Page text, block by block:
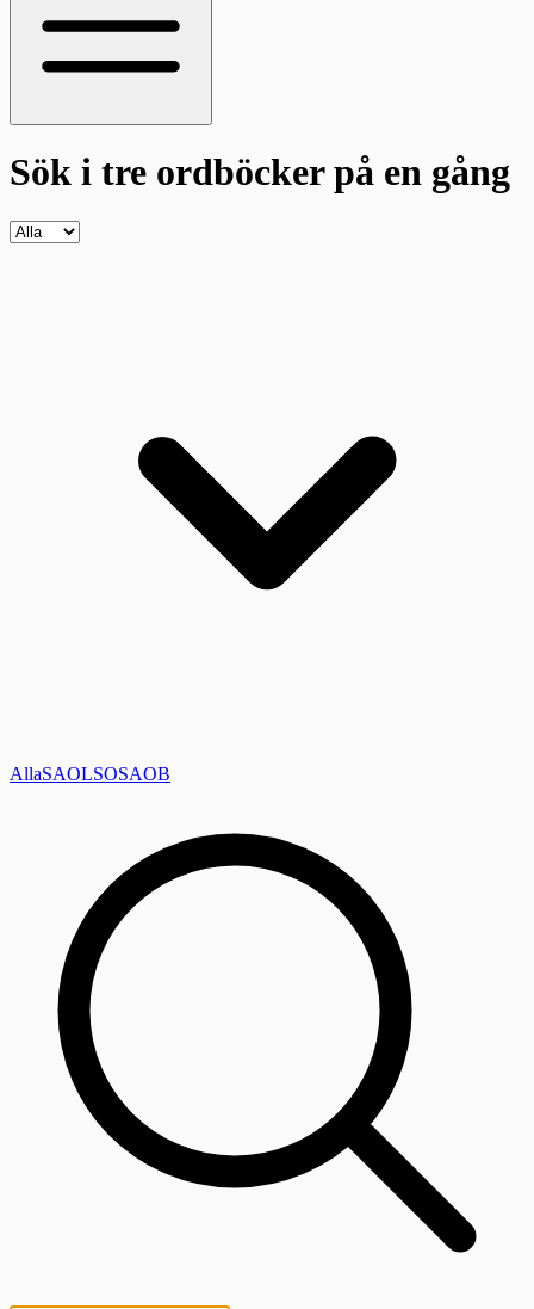
Sök i tre ordböckerpå en gång
AllaSAOLSOSAOB